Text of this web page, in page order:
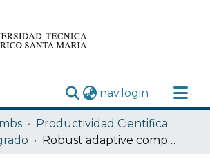
nav.login (current)
Productividad Cientifica
Robust adaptive compensation of force-based real-time hybrid simulation testing with uncertain compliance spring and force measurement noise